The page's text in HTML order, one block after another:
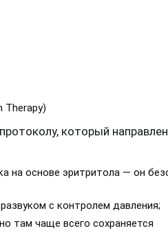
Therapy)
который направлен
на основе эритритола — он
с контролем давления;
там чаще всего сохраняется